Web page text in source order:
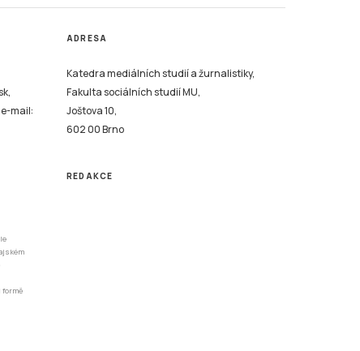
mail:
formě
ADRESA
Katedra mediálních studií a žurnalistiky,
Fakulta sociálních studií MU,
Joštova 10,
602 00 Brno
REDAKCE